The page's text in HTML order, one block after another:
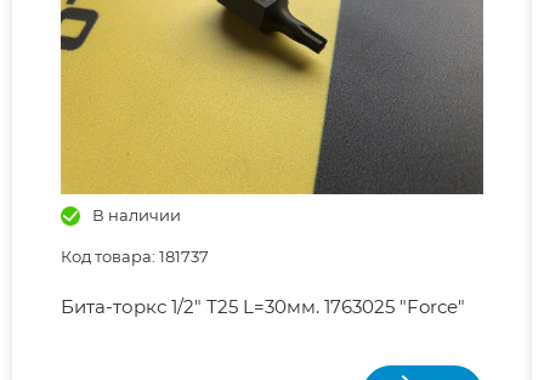
В наличии
Код товара: 181737
Бита-торкс 1/2" Т25 L=30мм. 1763025 "Force"